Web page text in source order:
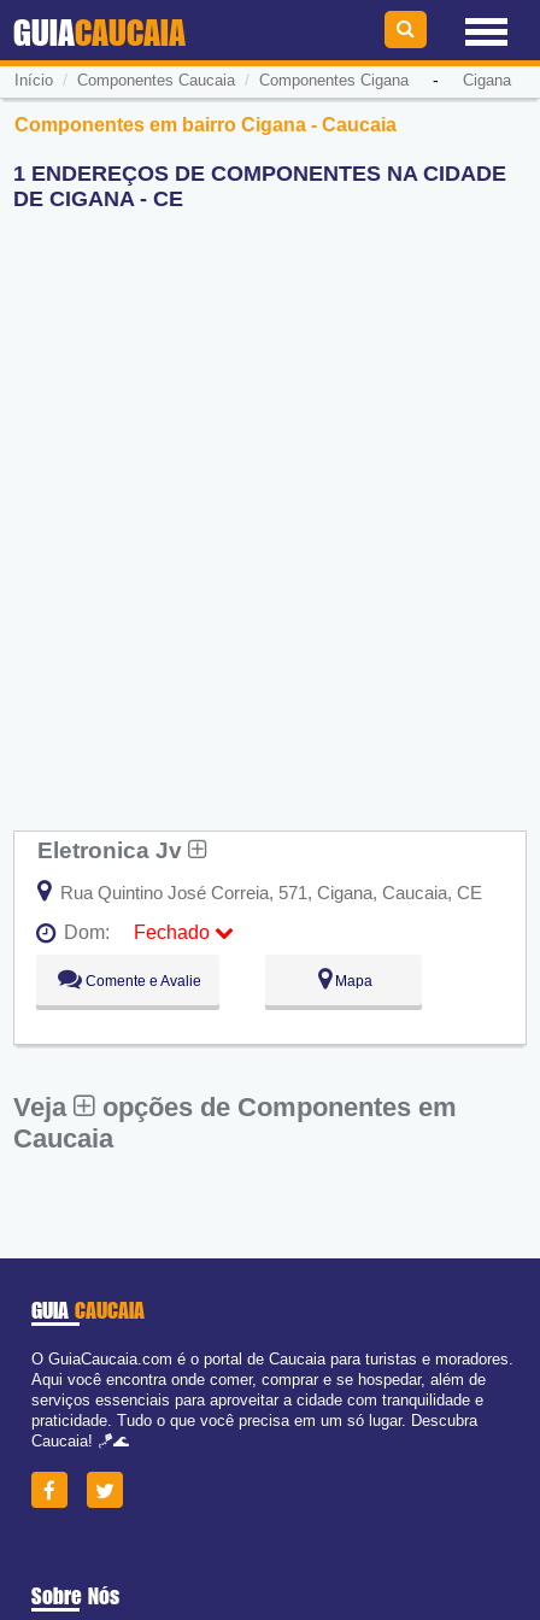
GUIACAUCAIA
Início / Componentes Caucaia/ Componentes Cigana- Cigana
Componentes em bairro Cigana - Caucaia
1 ENDEREÇOS DE COMPONENTES NA CIDADE
DE CIGANA - CE
Eletronica Jv
Rua Quintino José Correia, 571, Cigana, Caucaia, CE
Dom:
Fechado
Seg:
Ter:
09:00 - 18:00
Qua:
09:00 - 18:00
Sex:
09:00 - 18:00
Dom:
Fechado
Comente e Avalie Mapa
Veja
opções de Componentes em
Caucaia
GUIA CAUCAIA
O GuiaCaucaia.com é o portal de Caucaia para turistas e moradores.
Aqui você encontra onde comer, comprar e se hospedar, além de
serviços essenciais para aproveitar a cidade com tranquilidade e
praticidade. Tudo o que você precisa em um só lugar. Descubra
Caucaia! 🪁🌊
Sobre Nós